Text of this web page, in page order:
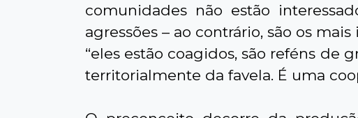
comunidades não estão
agressões – ao contrário, são os
“eles estão coagidos, são reféns de
territorialmente da favela. É uma